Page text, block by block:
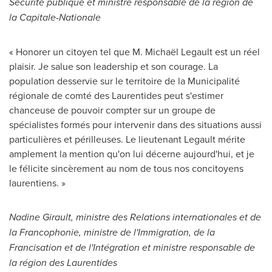
la Capitale-Nationale
« Honorer un citoyen tel que M. Michaël Legault est un réel
plaisir. Je salue son leadership et son courage. La
population desservie sur le territoire de la Municipalité
régionale de comté des Laurentides peut s'estimer
chanceuse de pouvoir compter sur un groupe de
spécialistes formés pour intervenir dans des situations aussi
particulières et périlleuses. Le lieutenant Legault mérite
amplement la mention qu'on lui décerne aujourd'hui, et je
le félicite sincèrement au nom de tous nos concitoyens
laurentiens. »
Nadine Girault, ministre des Relations internationales et de
la Francophonie, ministre de l'Immigration, de la
Francisation et de l'Intégration et ministre responsable de
la région des Laurentides